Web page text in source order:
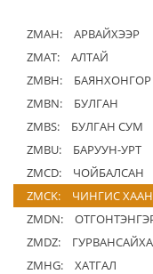
ZMAH:
АРВАЙХЭЭР
ZMAT:
АЛТАЙ
ZMBH:
БАЯНХОНГОР
ZMBN:
БУЛГАН
ZMBS:
БУЛГАН СУМ
ZMBU:
БАРУУН-УРТ
ZMCD:
ЧОЙБАЛСАН
ZMCK:
ЧИНГИС ХААН
ZMDN:
ZMDZ:
ZMHG:
ХАТГАЛ